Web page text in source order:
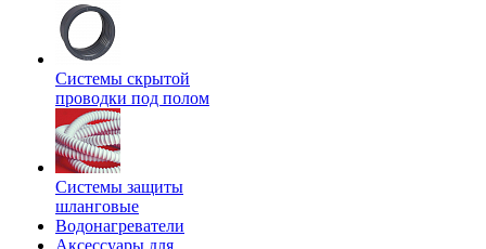
Системы скрытой
проводки под полом
Системы защиты
шланговые
Водонагреватели
Аксессуары для